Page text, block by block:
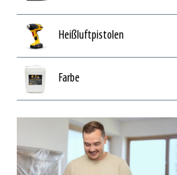
Heißluftpistolen
Farbe